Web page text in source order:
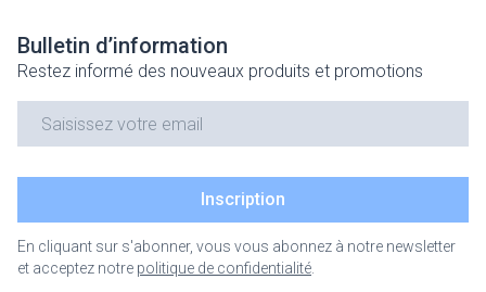
Bulletin d’information
Restez informé des nouveaux produits et promotions
Inscription
En cliquant sur s'abonner, vous vous abonnez à notre newsletter
et acceptez notre politique de confidentialité